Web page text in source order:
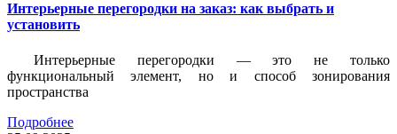
Интерьерные перегородки на заказ: как выбрать и
установить
Интерьерные перегородки — это не только
функциональный элемент, но и способ зонирования
пространства
Подробнее